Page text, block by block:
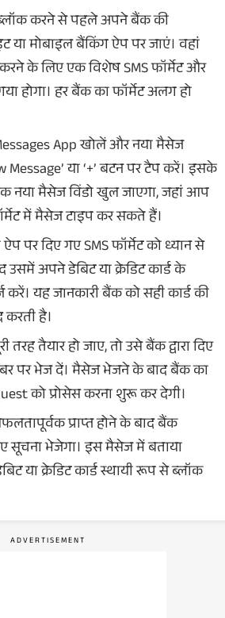
ब्लॉक करने से पहले अपने बैंक की
या मोबाइल बैंकिंग ऐप पर जाएं। वहां
के लिए एक विशेष SMS फॉर्मेट और
होगा। हर बैंक का फॉर्मेट अलग हो
App खोलें और नया मैसेज
या ‘+’ बटन पर टैप करें। इसके
नया मैसेज विंडो खुल जाएगा, जहां आप
में मैसेज टाइप कर सकते हैं।
पर दिए गए SMS फॉर्मेट को ध्यान से
अपने डेबिट या क्रेडिट कार्ड के
यह जानकारी बैंक को सही कार्ड की
है।
तैयार हो जाए, तो उसे बैंक द्वारा दिए
पर भेज दें। मैसेज भेजने के बाद बैंक का
को प्रोसेस करना शुरू कर देगी।
प्राप्त होने के बाद बैंक
सूचना भेजेगा। इस मैसेज में बताया
या क्रेडिट कार्ड स्थायी रूप से ब्लॉक